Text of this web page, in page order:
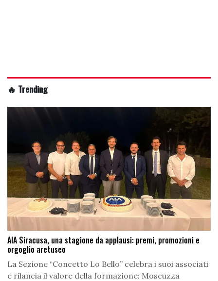
🔥 Trending
AIA Siracusa, una stagione da applausi: premi, promozioni e
orgoglio aretuseo
La Sezione “Concetto Lo Bello” celebra i suoi associati
e rilancia il valore della formazione: Moscuzza